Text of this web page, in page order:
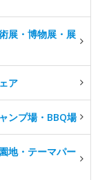
展・博物展・展
ア
ンプ場・BBQ場
地・テーマパー